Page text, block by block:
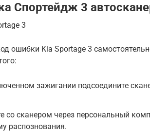
Спортейдж 3
3
ошибки Kia Sportage 3
зажигании подсоедините
со сканером через персональный
распознования.